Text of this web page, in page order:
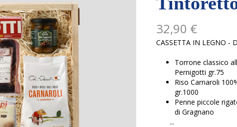
32,90 €
CASSETTA IN LEGNO -
Torrone classico
Pernigotti gr.75
Riso Carnaroli
gr.1000
Penne piccole
di Gragnano
...